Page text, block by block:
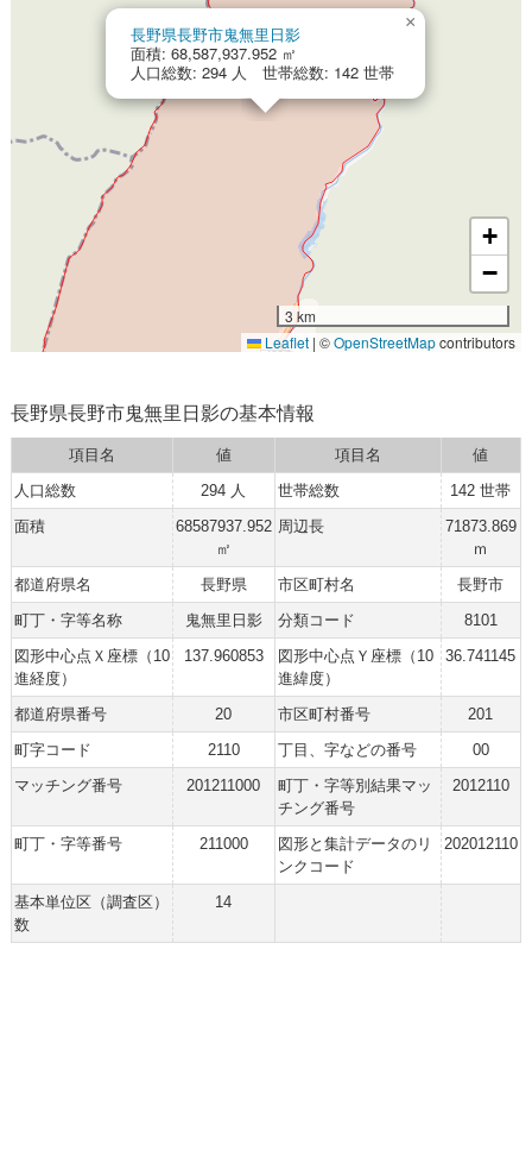
長野県長野市鬼無里日影
面積: 68,587,937.952 ㎡
人口総数: 294 人 世帯総数: 142 世帯
×
+
−
3 km
Leaflet | ©OpenStreetMapcontributors
長野県長野市鬼無里日影の基本情報
項目名 値 項目名
値
人口総数
294 人 世帯総数
142 世帯
面積
68587937.952
㎡
周辺長
71873.869
ｍ
都道府県名
長野県 市区町村名
長野市
町丁・字等名称
鬼無里日影 分類コード
8101
図形中心点Ｘ座標（10
進経度）
137.960853
図形中心点Ｙ座標（10
進緯度）
36.741145
都道府県番号 20 市区町村番号
201
町字コード
2110 丁目、字などの番号
00
マッチング番号
201211000
町丁・字等別結果マッ
チング番号
2012110
町丁・字等番号 211000
図形と集計データのリ
ンクコード
202012110
基本単位区（調査区）
数
14